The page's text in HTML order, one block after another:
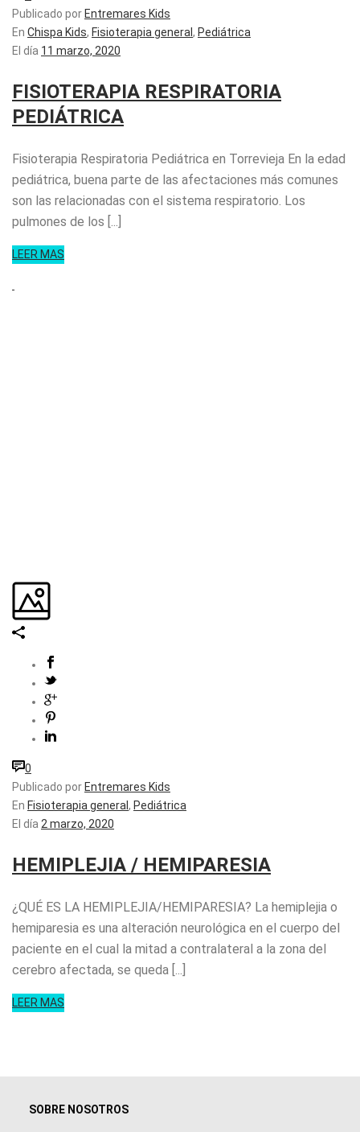
Publicado por Entremares Kids
En Chispa Kids, Fisioterapia general , Pediátrica
El día 11 marzo, 2020
FISIOTERAPIA RESPIRATORIA
PEDIÁTRICA
Fisioterapia Respiratoria Pediátrica en Torrevieja En la edad
pediátrica, buena parte de las afectaciones más comunes
son las relacionadas con el sistema respiratorio. Los
pulmones de los [...]
LEER MAS
0
Publicado por Entremares Kids
En Fisioterapia general , Pediátrica
El día 2 marzo, 2020
HEMIPLEJIA / HEMIPARESIA
¿QUÉ ES LA HEMIPLEJIA/HEMIPARESIA? La hemiplejia o
hemiparesia es una alteración neurológica en el cuerpo del
paciente en el cual la mitad a contralateral a la zona del
cerebro afectada, se queda [...]
LEER MAS
SOBRE NOSOTROS